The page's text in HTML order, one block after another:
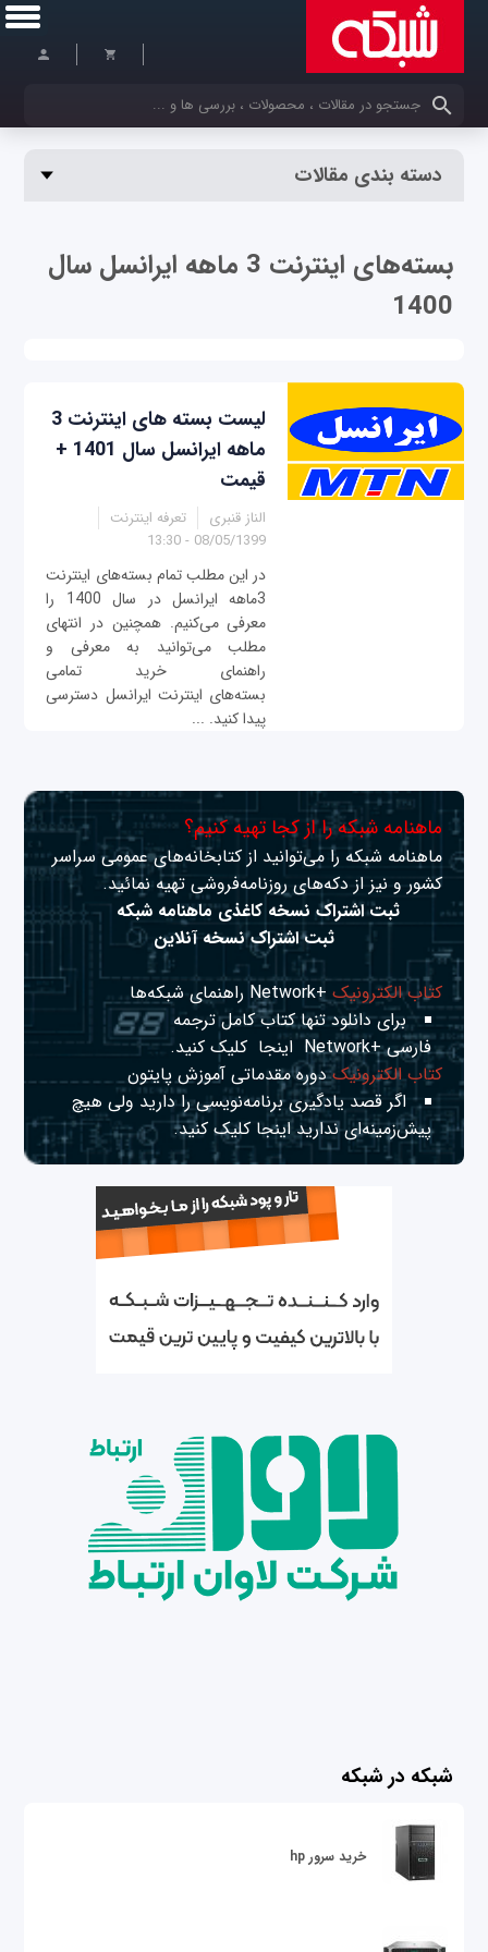
کلمات کلیدی خود را وارد کنید
دسته بندی مقالات
بسته‌های اینترنت 3 ماهه ایرانسل سال
1400
لیست بسته‌ های اینترنت 3
ماهه ایرانسل سال 1401 +
قیمت
الناز قنبری
تعرفه اینترنت
08/05/1399 - 13:30
در این مطلب تمام بسته‌های اینترنت
3ماهه ایرانسل در سال 1400 را
معرفی می‌کنیم. همچنین در انتهای
مطلب می‌توانید به معرفی و
راهنمای خرید تمامی
بسته‌های اینترنت ایرانسل دسترسی
پیدا کنید. ...
ماهنامه شبکه را از کجا تهیه کنیم؟
ماهنامه شبکه را می‌توانید از کتابخانه‌های عمومی سراسر
کشور و نیز از دکه‌های روزنامه‌فروشی تهیه نمائید.
ثبت اشتراک نسخه کاغذی ماهنامه شبکه
ثبت اشتراک نسخه آنلاین
کتاب الکترونیک+Network راهنمای شبکه‌ها
برای دانلود تنها کتاب کامل ترجمه
فارسی +Network
اینجا کلیک کنید.
کتاب الکترونیکدوره مقدماتی آموزش پایتون
اگر قصد یادگیری برنامه‌نویسی را دارید ولی هیچ
پیش‌زمینه‌ای نداریداینجا کلیک کنید.
شبکه در شبکه
خرید سرور hp